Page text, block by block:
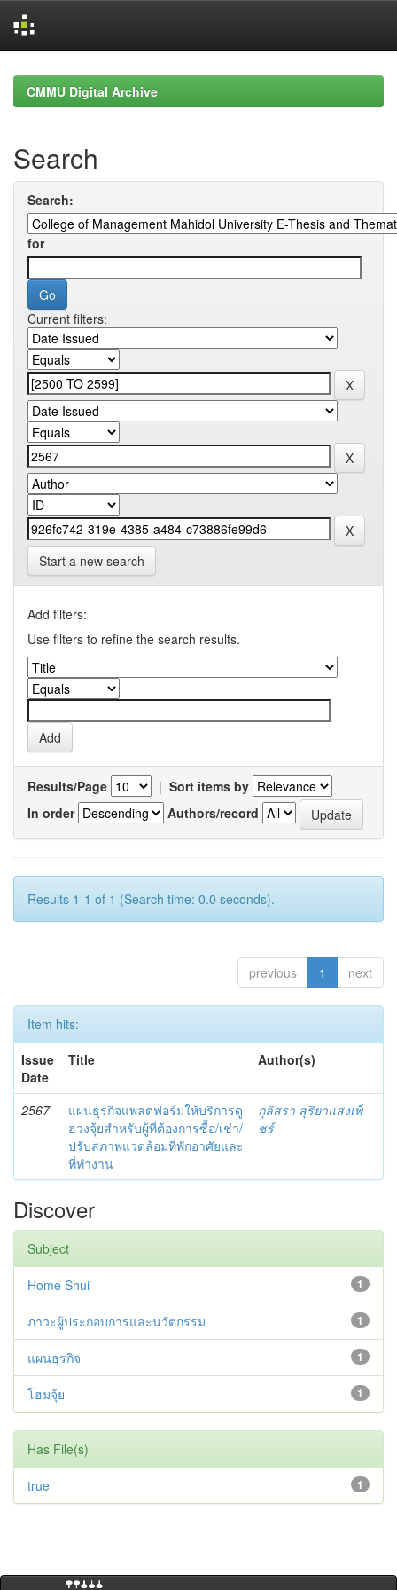
navigationCMMU Digital Archive
Search
Search:
for
Current filters:
Start a new search
Add filters:
Use filters to refine the search results.
Results/Page | Sort items by
In order
Authors/record
Results 1-1 of 1 (Search time: 0.0 seconds).
previous 1 next
Item hits:
Issue
Date
Title Author(s)
2567
แผนธุรกิจแพลตฟอร์มให้บริการดู
ฮวงจุ้ยสำหรับผู้ที่ต้องการซื้อ/เช่า/
ปรับสภาพแวดล้อมที่พักอาศัยและ
ที่ทำงาน
กุลิสรา สุริยาแสงเพ็
ชร์
Discover
Subject
1
Home Shui
1
ภาวะผู้ประกอบการและนวัตกรรม
1
แผนธุรกิจ
1
โฮมจุ้ย
Has File(s)
1
true